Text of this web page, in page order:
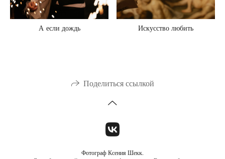
А если дождь Искусство любить
Поделиться ссылкой
Фотограф Ксения Шекк.